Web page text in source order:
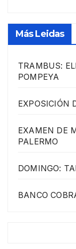
Más Leidas
TRAMBUS:
POMPEYA
EXPOSICIÓN
EXAMEN DE
PALERMO
DOMINGO:
BANCO